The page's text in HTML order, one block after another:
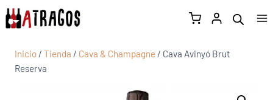
Inicio / Tienda / Cava & Champagne / Cava Avinyó Brut
Reserva